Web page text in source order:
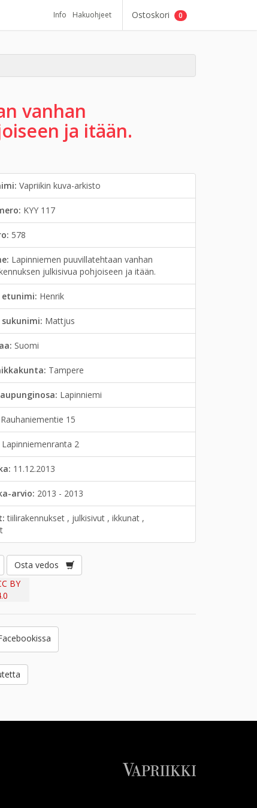
Info Hakuohjeet Ostoskori 0
vanhan
ja itään.
Vapriikin kuva-arkisto
KYY 117
578
Lapinniemen puuvillatehtaan vanhan
julkisivua pohjoiseen ja itään.
etunimi: Henrik
Mattjus
Suomi
Tampere
Lapinniemi
Rauhaniementie 15
Lapinniemenranta 2
11.12.2013
arvio: 2013 - 2013
tiilirakennukset , julkisivut , ikkunat ,
Osta vedos
BY